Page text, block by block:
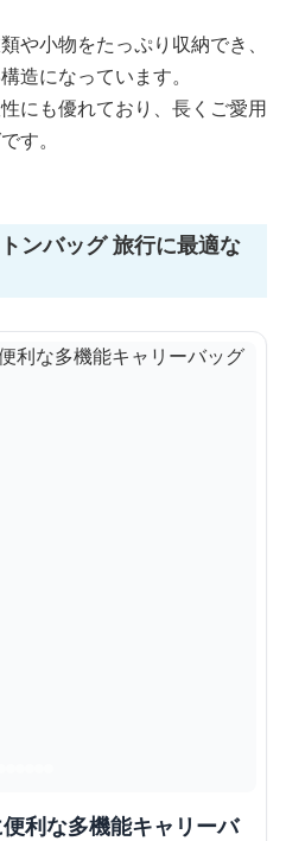
や小物をたっぷり収納でき、
造になっています。
にも優れており、長くご愛用
す。
ンバッグ 旅行に最適な
利な多機能キャリーバ